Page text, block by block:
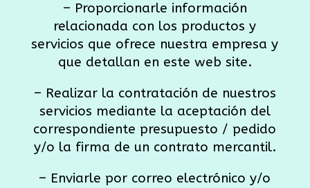
– Proporcionarle información
relacionada con los productos y
servicios que ofrece nuestra empresa y
que detallan en este web site.
– Realizar la contratación de nuestros
servicios mediante la aceptación del
correspondiente presupuesto / pedido
y/o la firma de un contrato mercantil.
– Enviarle por correo electrónico y/o